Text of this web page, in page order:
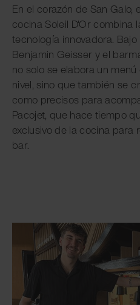
En el corazón de San Galo,
cocina Soleil D'Or combina
tecnología innovadora.
Benjamin Geisser y el
no solo se elabora un
nivel, sino que también se
como precisos para
Pacojet, que hace tiempo
exclusivo de la cocina para
bar.